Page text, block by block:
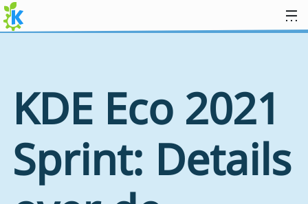
Spring naar inhoud
KDE Eco 2021
Sprint: Details